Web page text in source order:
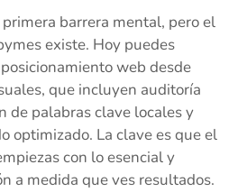
barrera mental, pero el
existe. Hoy puedes
web desde
que incluyen auditoría
de palabras clave locales y
optimizado. La clave es que el
con lo esencial y
a medida que ves resultados.